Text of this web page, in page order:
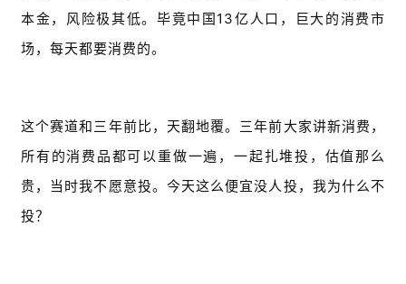
本金，风险极其低。毕竟中国13亿人口，巨大的消费市
场，每天都要消费的。
这个赛道和三年前比，天翻地覆。三年前大家讲新消费，
所有的消费品都可以重做一遍，一起扎堆投，估值那么
贵，当时我不愿意投。今天这么便宜没人投，我为什么不
投？